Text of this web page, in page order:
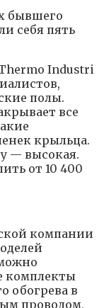
бывшего
себя пять
Industri
полы.
все
крыльца.
— высокая.
от 10 400
компании
комплекты
обогрева в
проводом,